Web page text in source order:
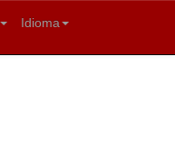
Idioma